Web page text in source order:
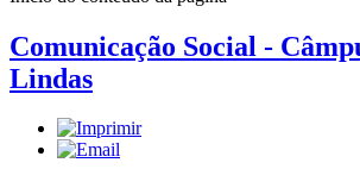
Comunicação Social -
Lindas